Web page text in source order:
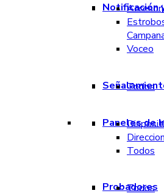
Notificación
Voceo
Todos
Paneles de
Todos
Probadores
Todos